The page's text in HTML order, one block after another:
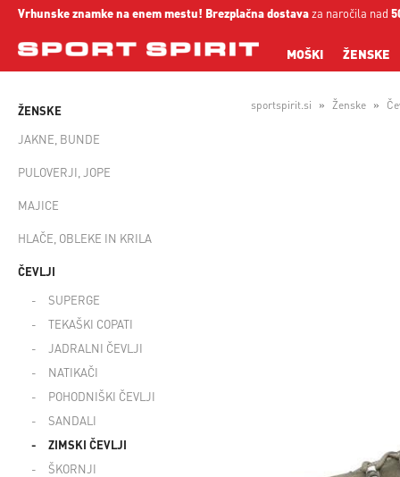
Vrhunske znamke na enem mestu! Brezplačna dostavaza naročila nad
MOŠKI ŽENSKE
ŽENSKE
JAKNE, BUNDE
PULOVERJI, JOPE
MAJICE
HLAČE, OBLEKE IN KRILA
ČEVLJI
SUPERGE
TEKAŠKI COPATI
JADRALNI ČEVLJI
NATIKAČI
POHODNIŠKI ČEVLJI
SANDALI
ZIMSKI ČEVLJI
ŠKORNJI
sportspirit.si Ženske